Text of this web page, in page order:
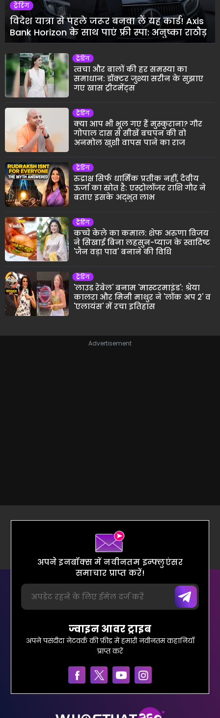
ट्रेंडिंग
विदेश यात्रा से पहले जरूर बनवा लें यह कार्ड! Axis
Bank Horizon के साथ पाएं फ्री स्पा: अनुष्का राठौड़
ट्रेंडिंग
त्वचा और बालों की हर समस्या का
समाधान: डॉक्टर जुश्या सरीन के सुझाए
गए खास ट्रीटमेंट्स
ट्रेंडिंग
क्या आप भी भूल गए हैं मुस्कुराना? गौर
गोपाल दास से सीखें बचपन की वो
अनमोल खुशी वापस पाने का राज
ट्रेंडिंग
रुद्राक्ष सिर्फ धार्मिक प्रतीक नहीं, दैवीय
ऊर्जा का स्रोत है: एस्ट्रोलॉजर राशि गौर ने
बताए इसके अद्भुत लाभ
ट्रेंडिंग
कच्चे केले का कमाल: शेफ अरुणा विजय
ने सिखाई बिना लहसुन-प्याज के स्वादिष्ट
'जैन वड़ा पाव' बनाने की विधि
ट्रेंडिंग
'लाउड रेबेल' बनाम 'मास्टरमाइंड': श्रेया
कालरा और मिनी माथुर ने 'लॉक अप 2' व
'एलायंस' में रचा इतिहास
Advertisement
अपने इनबॉक्स में नवीनतम इन्फ्लुएंसर
समाचार प्राप्त करें!
ज्वाइन आवर ट्राइब
अपने पसंदीदा नेटवर्क की फ़ीड में हमारी नवीनतम कहानियाँ
प्राप्त करें